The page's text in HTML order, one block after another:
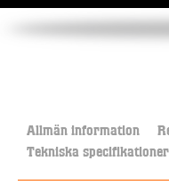
Allmän information
Tekniska specifikationer